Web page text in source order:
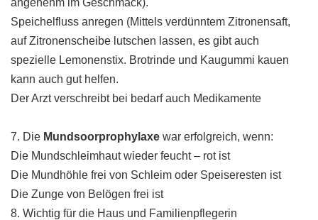
angenehm im Geschmack).
Speichelfluss anregen (Mittels verdünntem Zitronensaft,
auf Zitronenscheibe lutschen lassen, es gibt auch
spezielle Lemonenstix. Brotrinde und Kaugummi kauen
kann auch gut helfen.
Der Arzt verschreibt bei bedarf auch Medikamente
7. Die Mundsoorprophylaxe war erfolgreich, wenn:
Die Mundschleimhaut wieder feucht – rot ist
Die Mundhöhle frei von Schleim oder Speiseresten ist
Die Zunge von Belögen frei ist
8. Wichtig für die Haus und Familienpflegerin